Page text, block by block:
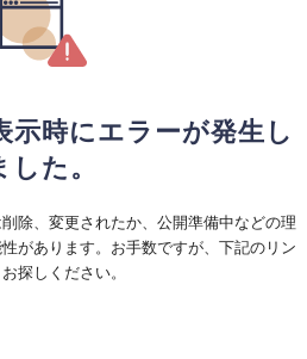
示時にエラーが発生し
した。
除、変更されたか、公開準備中などの理
があります。お手数ですが、下記のリン
探しください。